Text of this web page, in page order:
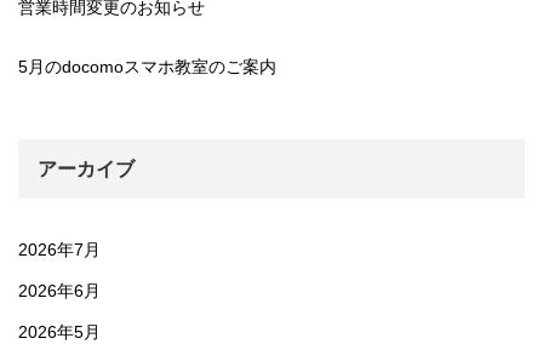
営業時間変更のお知らせ
5月のdocomoスマホ教室のご案内
アーカイブ
2026年7月
2026年6月
2026年5月